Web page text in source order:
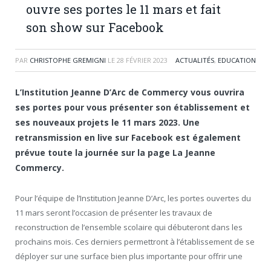
ouvre ses portes le 11 mars et fait
son show sur Facebook
PAR CHRISTOPHE GREMIGNI LE 28 FÉVRIER 2023 ACTUALITÉS, EDUCATION
L’Institution Jeanne D’Arc de Commercy vous ouvrira
ses portes pour vous présenter son établissement et
ses nouveaux projets le 11 mars 2023. Une
retransmission en live sur Facebook est également
prévue toute la journée sur la page La Jeanne
Commercy.
Pour l’équipe de l’Institution Jeanne D’Arc, les portes ouvertes du
11 mars seront l’occasion de présenter les travaux de
reconstruction de l’ensemble scolaire qui débuteront dans les
prochains mois. Ces derniers permettront à l’établissement de se
déployer sur une surface bien plus importante pour offrir une